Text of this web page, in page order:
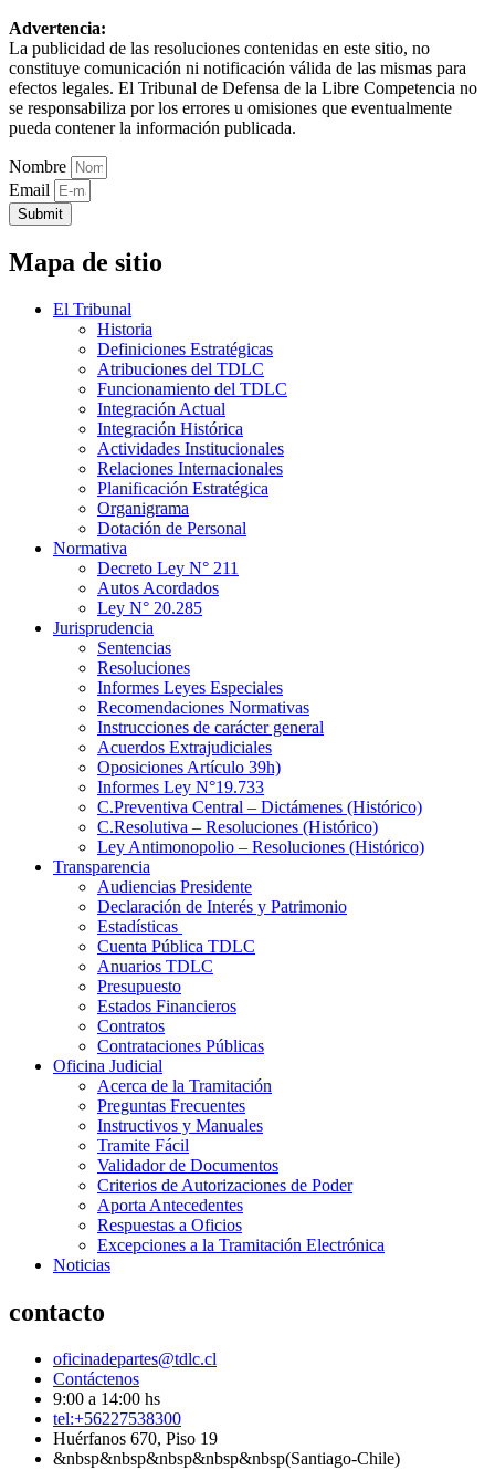
Advertencia:
La publicidad de las resoluciones contenidas en este sitio, no
constituye comunicación ni notificación válida de las mismas para
efectos legales. El Tribunal de Defensa de la Libre Competencia no
se responsabiliza por los errores u omisiones que eventualmente
pueda contener la información publicada.
Nombre
Email
Submit
Mapa de sitio
El Tribunal
Historia
Definiciones Estratégicas
Atribuciones del TDLC
Funcionamiento del TDLC
Integración Actual
Integración Histórica
Actividades Institucionales
Relaciones Internacionales
Planificación Estratégica
Organigrama
Dotación de Personal
Normativa
Decreto Ley N° 211
Autos Acordados
Ley N° 20.285
Jurisprudencia
Sentencias
Resoluciones
Informes Leyes Especiales
Recomendaciones Normativas
Instrucciones de carácter general
Acuerdos Extrajudiciales
Oposiciones Artículo 39h)
Informes Ley N°19.733
C.Preventiva Central – Dictámenes (Histórico)
C.Resolutiva – Resoluciones (Histórico)
Ley Antimonopolio – Resoluciones (Histórico)
Transparencia
Audiencias Presidente
Declaración de Interés y Patrimonio
Estadísticas
Cuenta Pública TDLC
Anuarios TDLC
Presupuesto
Estados Financieros
Contratos
Contrataciones Públicas
Oficina Judicial
Acerca de la Tramitación
Preguntas Frecuentes
Instructivos y Manuales
Tramite Fácil
Validador de Documentos
Criterios de Autorizaciones de Poder
Aporta Antecedentes
Respuestas a Oficios
Excepciones a la Tramitación Electrónica
Noticias
contacto
oficinadepartes@tdlc.cl
Contáctenos
9:00 a 14:00 hs
tel:+56227538300
Huérfanos 670, Piso 19
&nbsp&nbsp&nbsp&nbsp&nbsp(Santiago-Chile)